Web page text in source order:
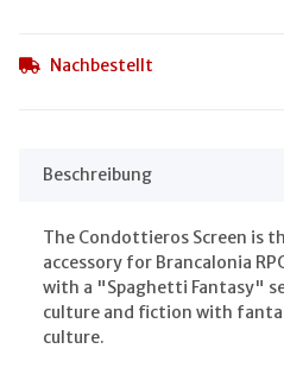
Nachbestellt
Beschreibung
The Condottieros Screen is
accessory for Brancalonia
with a "Spaghetti Fantasy"
culture and fiction with
culture.